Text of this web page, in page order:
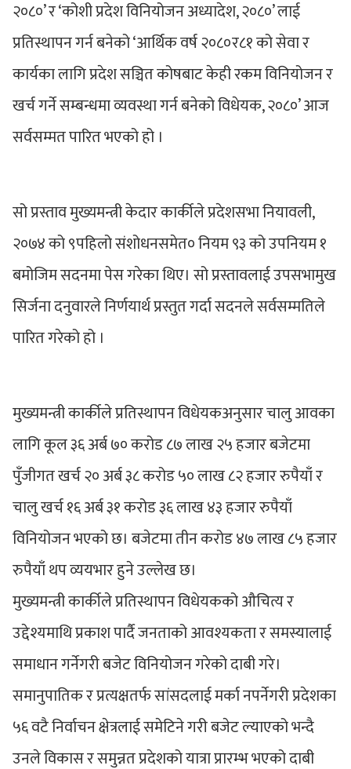
२०८०’ र ‘कोशी प्रदेश विनियोजन अध्यादेश, २०८०’ लाई
प्रतिस्थापन गर्न बनेको ‘आर्थिक वर्ष २०८०र८१ को सेवा र
कार्यका लागि प्रदेश सञ्चित कोषबाट केही रकम विनियोजन र
खर्च गर्ने सम्बन्धमा व्यवस्था गर्न बनेको विधेयक, २०८०’ आज
सर्वसम्मत पारित भएको हो ।
सो प्रस्ताव मुख्यमन्त्री केदार कार्कीले प्रदेशसभा नियावली,
२०७४ को ९पहिलो संशोधनसमेत० नियम ९३ को उपनियम १
बमोजिम सदनमा पेस गरेका थिए। सो प्रस्तावलाई उपसभामुख
सिर्जना दनुवारले निर्णयार्थ प्रस्तुत गर्दा सदनले सर्वसम्मतिले
पारित गरेको हो ।
मुख्यमन्त्री कार्कीले प्रतिस्थापन विधेयकअनुसार चालु आवका
लागि कूल ३६ अर्ब ७० करोड ८७ लाख २५ हजार बजेटमा
पुँजीगत खर्च २० अर्ब ३८ करोड ५० लाख ८२ हजार रुपैयाँ र
चालु खर्च १६ अर्ब ३१ करोड ३६ लाख ४३ हजार रुपैयाँ
विनियोजन भएको छ। बजेटमा तीन करोड ४७ लाख ८५ हजार
रुपैयाँ थप व्ययभार हुने उल्लेख छ।
मुख्यमन्त्री कार्कीले प्रतिस्थापन विधेयकको औचित्य र
उद्देश्यमाथि प्रकाश पार्दै जनताको आवश्यकता र समस्यालाई
समाधान गर्नेगरी बजेट विनियोजन गरेको दाबी गरे।
समानुपातिक र प्रत्यक्षतर्फ सांसदलाई मर्का नपर्नेगरी प्रदेशका
५६ वटै निर्वाचन क्षेत्रलाई समेटिने गरी बजेट ल्याएको भन्दै
उनले विकास र समुन्नत प्रदेशको यात्रा प्रारम्भ भएको दाबी